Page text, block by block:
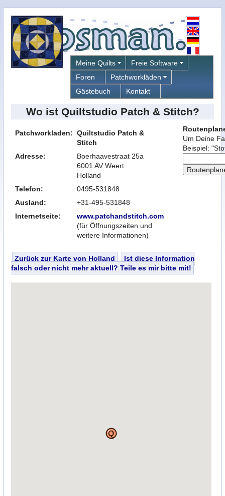
Meine Quilts
Freie Software
Foren
Patchworkläden
Gästebuch
Kontakt
Wo ist Quiltstudio Patch & Stitch?
Patchworkladen: Quiltstudio Patch &
Stitch
Adresse:
Boerhaavestraat 25a
6001 AV Weert
Holland
Telefon:
0495-531848
Ausland:
+31-495-531848
Internetseite:
www.patchandstitch.com
(für Öffnungszeiten und
weitere Informationen)
Um Deine
Beispiel:
Zurück zur Karte von Holland
Ist diese Information
falsch oder nicht mehr aktuell? Teile es mir bitte mit!